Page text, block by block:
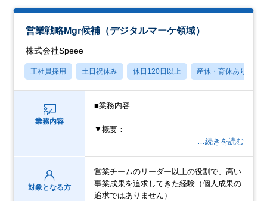
営業戦略Mgr候補（デジタルマーケ領域）
株式会社Speee
正社員採用 土日祝休み 休日120日以上 産休・育休あり
業務内容
■業務内容
▼概要：
…続きを読む
対象となる方
営業チームのリーダー以上の役割で、高い
事業成果を追求してきた経験（個人成果の
追求ではありません）